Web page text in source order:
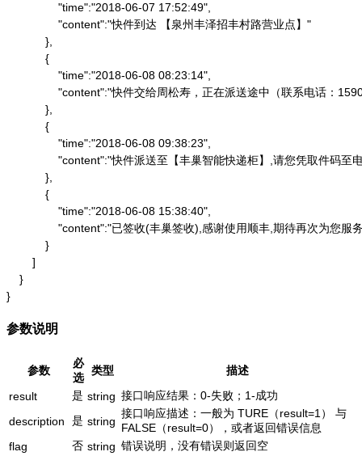
                "time":"2018-06-07 17:52:49",
                "content":"快件到达 【泉州丰泽招丰村路营业点】"
            },
            {
                "time":"2018-06-08 08:23:14",
"content":"快件交给周松寿，正在派送途中（联系电话：
            },
            {
                "time":"2018-06-08 09:38:23",
"content":"快件派送至【丰巢智能快递柜】,请您凭取件
            },
            {
                "time":"2018-06-08 15:38:40",
"content":"已签收(丰巢签收),感谢使用顺丰,期待再次为您服
            }
        ]
    }
}
参数说明
参数
必
选
类型
描述
result
是 string 接口响应结果：0-失败；1-成功
description
是 string
接口响应描述：一般为 TURE（result=1） 与
FALSE（result=0），或者返回错误信息
flag
否 string 错误说明，没有错误则返回空